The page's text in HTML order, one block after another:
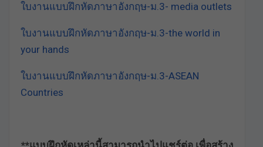
ใบงานแบบฝึกหัดภาษาอังกฤษ-ม.3- media outlets
ใบงานแบบฝึกหัดภาษาอังกฤษ-ม.3-the world in
your hands
ใบงานแบบฝึกหัดภาษาอังกฤษ-ม.3-ASEAN
Countries